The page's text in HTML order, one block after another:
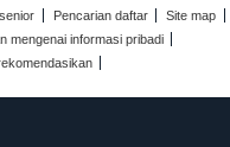
Pencarian daftar
Site map
mengenai informasi pribadi